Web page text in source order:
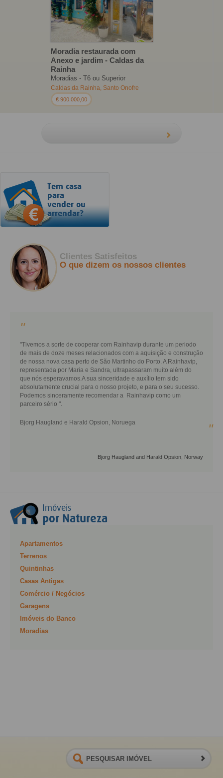
Moradia restaurada com
Anexo e jardim - Caldas da
Rainha
Moradias - T6 ou Superior
Caldas da Rainha, Santo Onofre
€ 900.000,00
Tem casa
para
vender ou
arrendar?
Clientes Satisfeitos
O que dizem os nossos clientes
"
"Tivemos a sorte de cooperar com Rainhavip durante um periodo
de mais de doze meses relacionados com a aquisição e construção
de nossa nova casa perto de São Martinho do Porto. A Rainhavip,
representada por Maria e Sandra, ultrapassaram muito além do
que nós esperavamos.A sua sinceridade e auxílio tem sido
absolutamente crucial para o nosso projeto, e para o seu sucesso.
Podemos sinceramente recomendar a Rainhavip como um
parceiro sério ".
Bjorg Haugland e Harald Opsion, Noruega "
Bjorg Haugland and Harald Opsion, Norway
Imóveis
por Natureza
Apartamentos
Terrenos
Quintinhas
Casas Antigas
Comércio / Negócios
Garagens
Imóveis do Banco
Moradias
PESQUISAR IMÓVEL